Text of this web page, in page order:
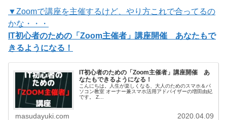
▼Zoomで講座を主催するけど、やり方これで合ってるの
かな・・・
IT初心者のための「Zoom主催者」講座開催 あなたもで
きるようになる！
IT初心者のための「Zoom主催者」講座開催 あ
なたもできるようになる！
こんにちは。人生が楽しくなる、大人のためのスマホ＆パ
ソコン教室 オーナー兼スマホ活用アドバイザーの増田由紀
です。 Z…
masudayuki.com 2020.04.09